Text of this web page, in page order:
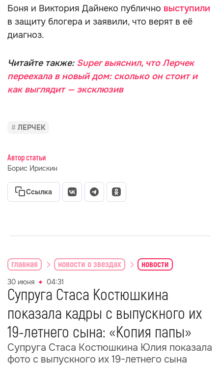
Боня и Виктория Дайнеко публично выступили
в защиту блогера и заявили, что верят в её
диагноз.
Читайте также: Super выяснил, что Лерчек
переехала в новый дом: сколько он стоит и
как выглядит — эксклюзив
ЛЕРЧЕК
Автор статьи
Борис Ирискин
Ссылка
главная новости о звездах новости
30 июня 04:31
Супруга Стаса Костюшкина
показала кадры с выпускного их
19-летнего сына: «Копия папы»
Супруга Стаса Костюшкина Юлия показала
фото с выпускного их 19-летнего сына